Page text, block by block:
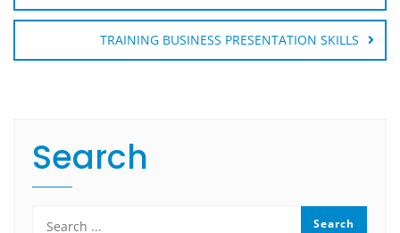
TRAINING BUSINESS PRESENTATION SKILLS
Search